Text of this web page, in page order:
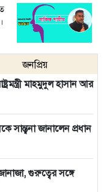
জনপ্রিয়
মাহমুদুল হাসান আর
সান্ত্বনা জানালেন প্রধান
গুরুত্বের সঙ্গে